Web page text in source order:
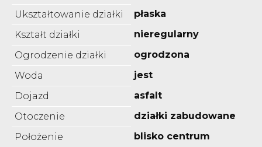
Ukształtowanie działki
płaska
Kształt działki
nieregularny
Ogrodzenie działki
ogrodzona
Woda
jest
Dojazd
asfalt
Otoczenie
działki zabudowane
Położenie
blisko centrum